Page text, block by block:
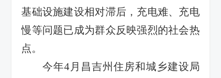
基础设施建设相对滞后，充电难、充电
慢等问题已成为群众反映强烈的社会热
点。
今年4月昌吉州住房和城乡建设局